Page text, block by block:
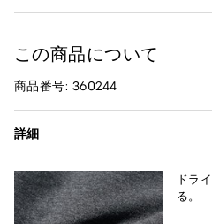
この商品について
商品番号: 360244
詳細
ドラ
る。